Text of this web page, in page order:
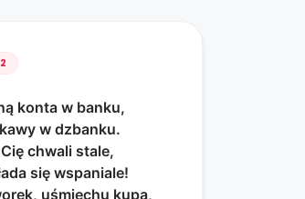
konta w banku,
w dzbanku.
chwali stale,
się wspaniale!
uśmiechu kupa,